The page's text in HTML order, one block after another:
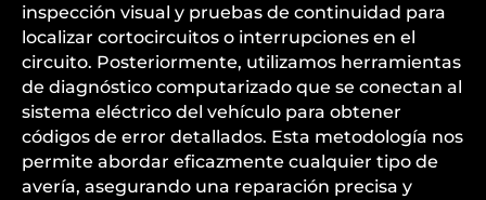
inspección visual y pruebas de continuidad para
localizar cortocircuitos o interrupciones en el
circuito. Posteriormente, utilizamos herramientas
de diagnóstico computarizado que se conectan al
sistema eléctrico del vehículo para obtener
códigos de error detallados. Esta metodología nos
permite abordar eficazmente cualquier tipo de
avería, asegurando una reparación precisa y